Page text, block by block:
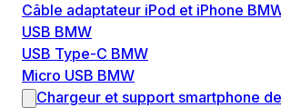
Câble adaptateur iPod et iPhone
USB BMW
USB Type-C BMW
Micro USB BMW
Chargeur et support smartphone